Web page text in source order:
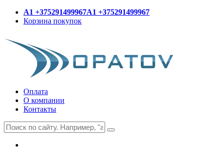
A1 +375291499967A1 +375291499967
Корзина покупок
Оплата
О компании
Контакты